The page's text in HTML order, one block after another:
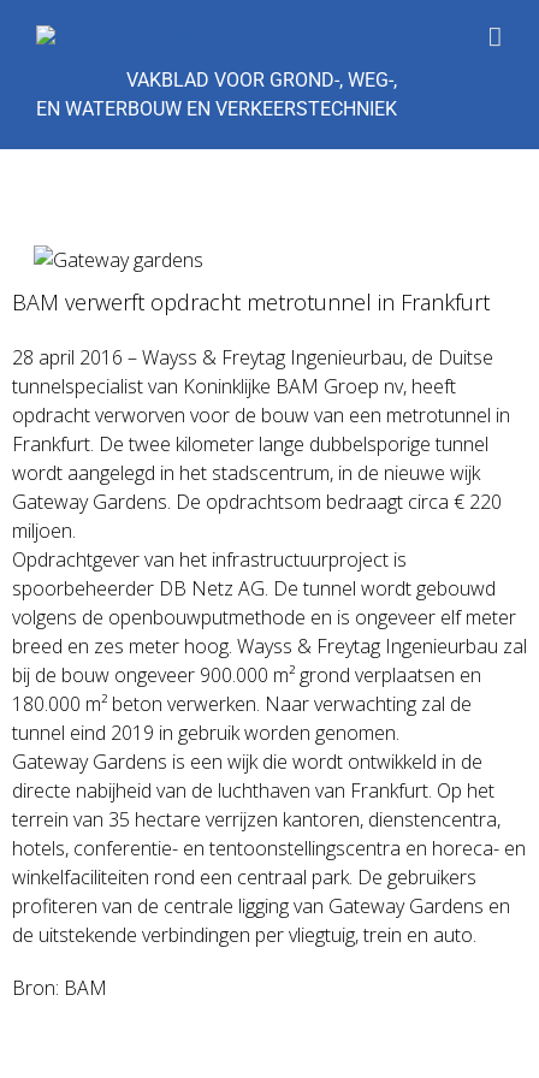
naar
VAKBLAD VOOR GROND-, WEG-,
EN WATERBOUW EN VERKEERSTECHNIEK
BAM verwerft opdracht metrotunnel in Frankfurt
28 april 2016 – Wayss & Freytag Ingenieurbau, de Duitse
tunnelspecialist van Koninklijke BAM Groep nv, heeft
opdracht verworven voor de bouw van een metrotunnel in
Frankfurt. De twee kilometer lange dubbelsporige tunnel
wordt aangelegd in het stadscentrum, in de nieuwe wijk
Gateway Gardens. De opdrachtsom bedraagt circa € 220
miljoen.
Opdrachtgever van het infrastructuurproject is
spoorbeheerder DB Netz AG. De tunnel wordt gebouwd
volgens de openbouwputmethode en is ongeveer elf meter
breed en zes meter hoog. Wayss & Freytag Ingenieurbau zal
bij de bouw ongeveer 900.000 m² grond verplaatsen en
180.000 m² beton verwerken. Naar verwachting zal de
tunnel eind 2019 in gebruik worden genomen.
Gateway Gardens is een wijk die wordt ontwikkeld in de
directe nabijheid van de luchthaven van Frankfurt. Op het
terrein van 35 hectare verrijzen kantoren, dienstencentra,
hotels, conferentie- en tentoonstellingscentra en horeca- en
winkelfaciliteiten rond een centraal park. De gebruikers
profiteren van de centrale ligging van Gateway Gardens en
de uitstekende verbindingen per vliegtuig, trein en auto.
Bron: BAM